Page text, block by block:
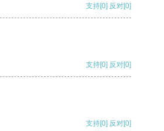
支持[0] 反对[0]
支持[0] 反对[0]
支持[0] 反对[0]